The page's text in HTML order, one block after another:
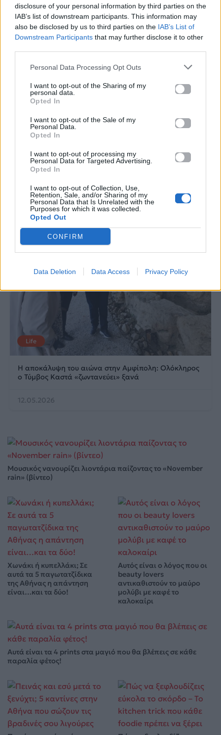
disclosure of your personal information by third parties on the
IAB’s list of downstream participants. This information may
also be disclosed by us to third parties on the IAB’s List of
Downstream Participants that may further disclose it to other
Personal Data Processing Opt Outs
I want to opt-out of the Sharing of my
personal data.
Opted In
I want to opt-out of the Sale of my
Personal Data.
Opted In
I want to opt-out of processing my
Personal Data for Targeted Advertising.
Opted In
I want to opt-out of Collection, Use,
Retention, Sale, and/or Sharing of my
Personal Data that Is Unrelated with the
Purposes for which it was collected.
Opted Out
CONFIRM
Data Deletion Data Access Privacy Policy
25.06.2026 04.06.2026
EUROVISION
ΕΡΤ: Εντυπωσιακή
αύξηση κερδοφορίας
στη φετινή Eurovision
Ηλεκτρικά πατίνια:
Μεταφορικό μέσο ή
μετακίνησης
Life
Η αποκάλυψη του αιώνα στην Αμφίπολη: Ολόκληρος
ο Τύμβος Καστά «ζωντανεύει» ξανά
12.05.2026
Μουσικός νανουρίζει λιοντάρια παίζοντας το «November
rain» (βίντεο)
Χωνάκι ή κυπελλάκι; Σε
αυτά τα 5 παγωτατζίδικα
της Αθήνας η απάντηση
είναι…και τα δύο!
Αυτός είναι ο λόγος που οι
beauty lovers
αντικαθιστούν το μαύρο
μολύβι με καφέ το
καλοκαίρι
Αυτά είναι τα 4 prints στα μαγιό που θα βλέπεις σε κάθε
παραλία φέτος!